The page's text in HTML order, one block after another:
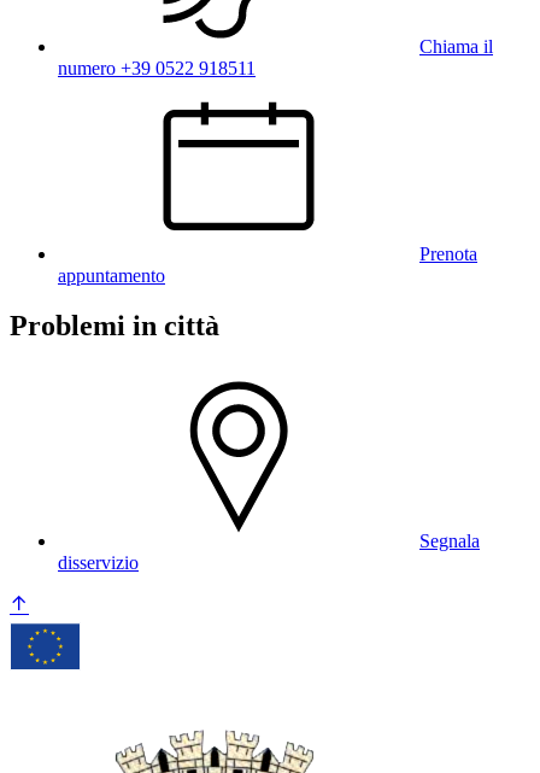
Chiama il
numero +39 0522 918511
Prenota
appuntamento
Problemi in città
Segnala
disservizio